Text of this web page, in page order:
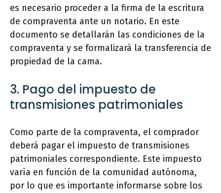
es necesario proceder a la firma de la escritura
de compraventa ante un notario. En este
documento se detallarán las condiciones de la
compraventa y se formalizará la transferencia de
propiedad de la cama.
3. Pago del impuesto de
transmisiones patrimoniales
Como parte de la compraventa, el comprador
deberá pagar el impuesto de transmisiones
patrimoniales correspondiente. Este impuesto
varía en función de la comunidad autónoma,
por lo que es importante informarse sobre los